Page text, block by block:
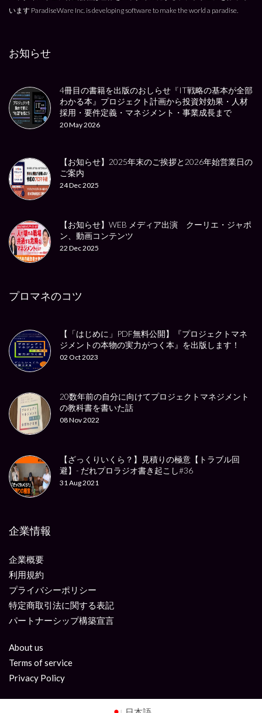
います ParadiseWare Inc. is developing software to make the world a paradise.
お知らせ
4冊目の書籍を出版のおしらせ『IT戦略の基本が全部
わかる本』プロジェクト計画から投資対効果・人材
採用・要件定義・マネジメント・事業成長まで
20 May 2026
【お知らせ】2025年末のご挨拶と2026年始営業日の
ご案内
24 Dec 2025
【お知らせ】WEB メディア出演 クーリエ・ジャポ
ン、動画コンテンツ
22 Dec 2025
プロマネのコツ
【「はじめに」PDF無料公開】『プロジェクトマネ
ジメントの本物の実力がつく本』を出版します！
02 Oct 2023
20数年前の自分に向けてプロジェクトマネジメント
の教科書を書いた話
08 Nov 2022
【ざっくりいくら？】見積りの極意【トラブル回
避】- だれプロラジオ書き起こし#36
31 Aug 2021
企業情報
企業概要
利用規約
プライバシーポリシー
特定商取引法に関する表記
パートナーシップ構築宣言
About us
Terms of service
Privacy Policy